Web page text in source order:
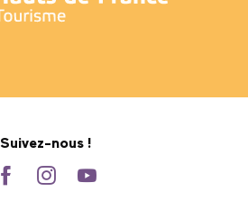
Suivez-nous !